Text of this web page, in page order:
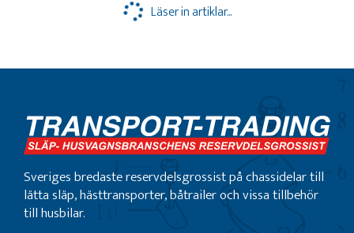
Läser in artiklar...
Sveriges bredaste reservdelsgrossist på chassidelar till
lätta släp, hästtransporter, båtrailer och vissa tillbehör
till husbilar.